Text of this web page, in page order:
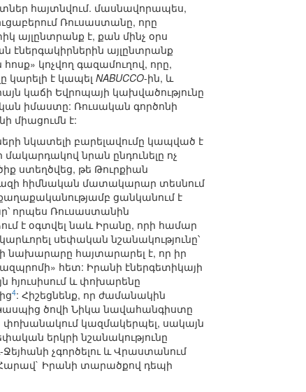
հայտնվում. մասնավորապես,
Ռուսաստանը, որը
այլընտրանք է, քան մինչ օրս
էներգակիրներին այլընտրանք
կոչվող գազամուղով, որը,
կարելի է կապել NABUCCO-ին, և
կաճի Եվրոպայի կախվածությունը
իմաստը: Ռուսական գործոնի
միացումն է:
նկատելի բարելավումը կապված է
նրան ընդունելը ոչ
ստեղծվեց, թե Թուրքիան
հիմնական մատակարար տեսնում
ցանկանում է
որպես Ռուսաստանին
է օգտվել նաև Իրանը, որի համար
սեփական նշանակությունը՝
նախարարը հայտարարել է, որ իր
հետ: Իրանի էներգետիկայի
և փոխարենը
4: Հիշեցնենք, որ ժամանակին
ծովի Նիկա նավահանգիստը
կազմակերպել, սակայն
երկրի նշանակությունը
չգործելու և Վրաստանում
Իրանի տարածքով դեպի